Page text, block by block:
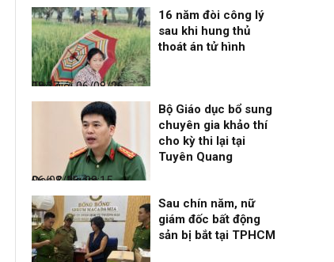
Thế giới
06/08/26, 08:27
16 năm đòi công lý
sau khi hung thủ
thoát án tử hình
Đọc & Ngẫm
06/08/26, 08:15
Bộ Giáo dục bổ sung
chuyên gia khảo thí
cho kỳ thi lại tại
Tuyên Quang
Sau chín năm, nữ
giám đốc bất động
sản bị bắt tại TPHCM